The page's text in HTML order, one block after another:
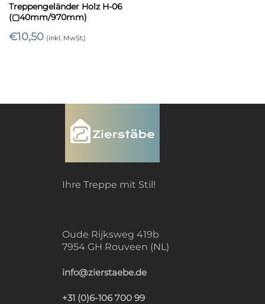
Treppengeländer Holz H-06
(▢40mm/970mm)
€10,50 (inkl. MwSt.)
Ihre Treppe mit Stil!
Oude Rijksweg 419b
7954 GH Rouveen (NL)
info@zierstaebe.de
+31 (0)6-106 700 99